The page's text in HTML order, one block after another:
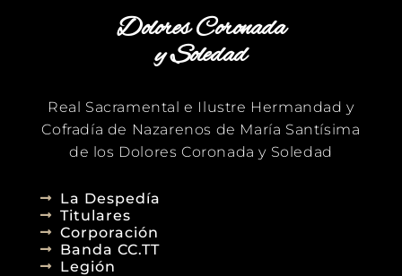
Dolores Coronada
y Soledad
Real Sacramental e Ilustre Hermandad y
Cofradía de Nazarenos de María Santísima
de los Dolores Coronada y Soledad
La Despedía
Titulares
Corporación
Banda CC.TT
Legión